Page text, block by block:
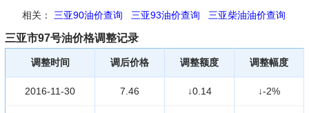
相关： 三亚90油价查询 三亚93油价查询 三亚柴油油价查询
三亚市97号油价格调整记录
调整时间 调后价格 调整额度 调整幅度
2016-11-30 7.46 ↓0.14 ↓-2%